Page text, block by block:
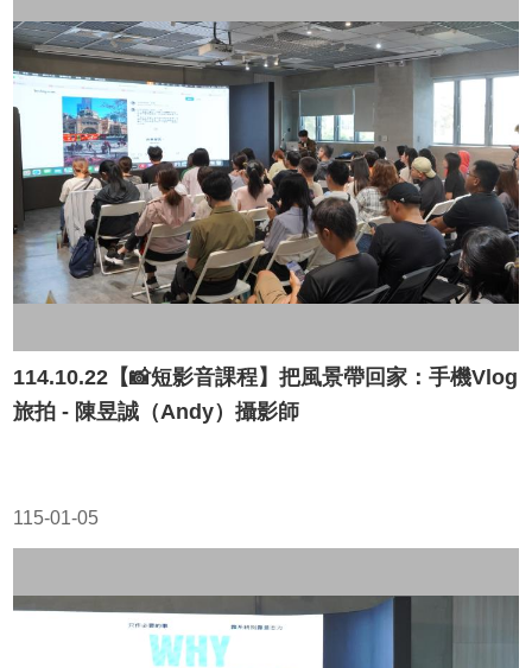
114.10.22【📸短影音課程】把風景帶回家：手機Vlog
旅拍 - 陳昱誠（Andy）攝影師
115-01-05